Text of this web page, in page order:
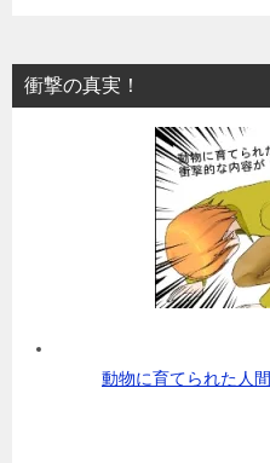
衝撃の真実！
動物に育てられた人